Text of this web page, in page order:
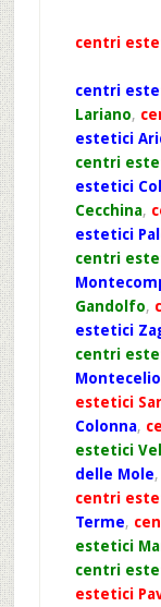
centri
centri
Lariano,
estetici
centri
estetici
Cecchina,
estetici
centri
Gandolfo,
estetici
centri
Montecelio
estetici
Colonna,
estetici
delle Mole,
centri
Terme,
estetici
centri
estetici